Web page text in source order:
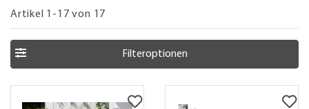
Artikel 1-17 von 17
Filteroptionen